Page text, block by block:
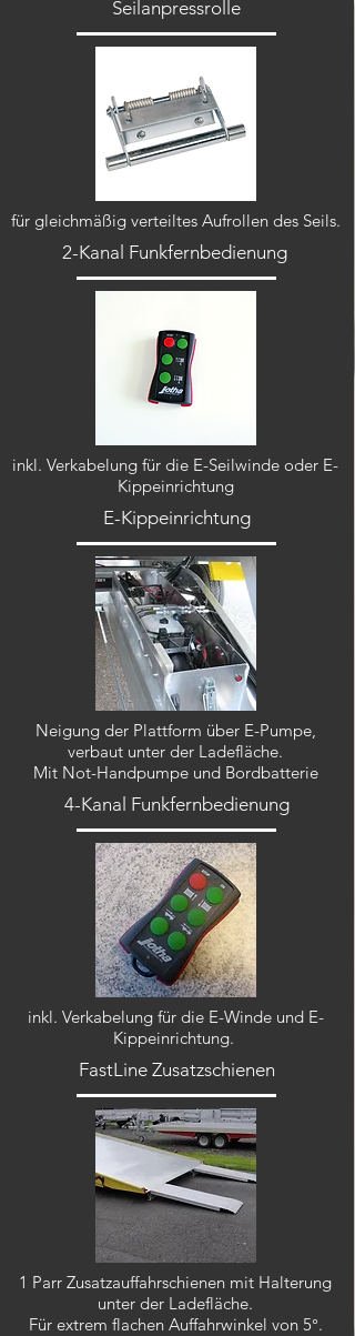
Seilanpressrolle
für gleichmäßig verteiltes Aufrollen des Seils.
2-Kanal Funkfernbedienung
inkl. Verkabelung für die E-Seilwinde oder E-
Kippeinrichtung
E-Kippeinrichtung
Neigung der Plattform über E-Pumpe,
verbaut unter der Ladefläche.
Mit Not-Handpumpe und Bordbatterie
4-Kanal Funkfernbedienung
inkl. Verkabelung für die E-Winde und E-
Kippeinrichtung.
FastLine Zusatzschienen
1 Parr Zusatzauffahrschienen mit Halterung
unter der Ladefläche.
Für extrem flachen Auffahrwinkel von 5°.